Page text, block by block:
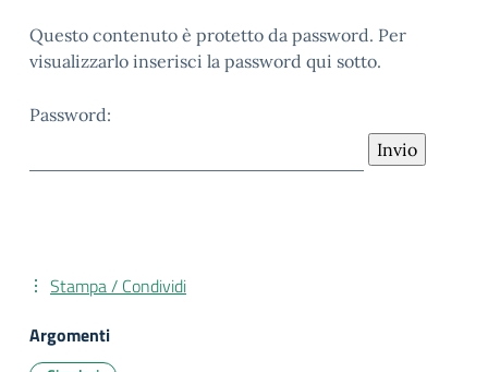
Questo contenuto è protetto da password. Per
visualizzarlo inserisci la password qui sotto.
Password:
Stampa / Condividi
Argomenti